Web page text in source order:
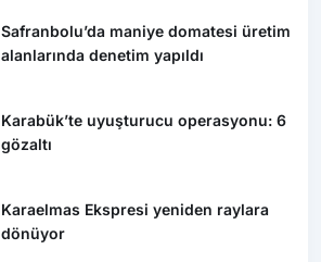
Safranbolu’da maniye domatesi üretim
alanlarında denetim yapıldı
Karabük’te uyuşturucu operasyonu: 6
gözaltı
Karaelmas Ekspresi yeniden raylara
dönüyor